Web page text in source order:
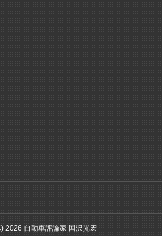
2026 自動車評論家 国沢光宏